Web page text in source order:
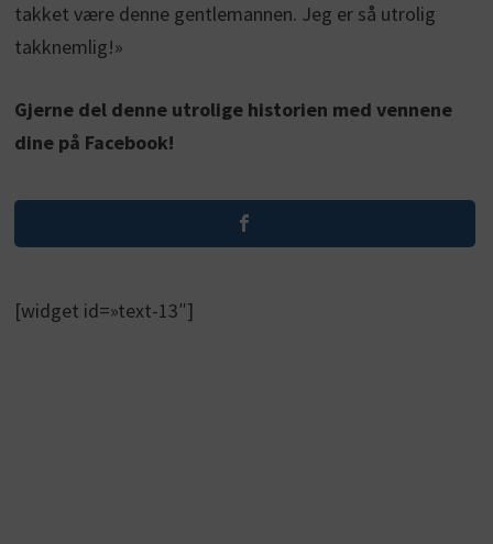
takket være denne gentlemannen. Jeg er så utrolig
takknemlig!»
Gjerne del denne utrolige historien med vennene
dine på Facebook!
[widget id=»text-13″]